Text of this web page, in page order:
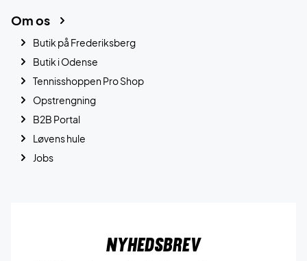
Om os
Butik på Frederiksberg
Butik i Odense
Tennisshoppen Pro Shop
Opstrengning
B2B Portal
Løvens hule
Jobs
Nyhedsbrev